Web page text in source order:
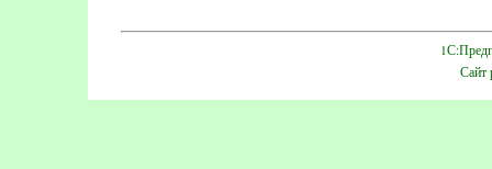
Сайт